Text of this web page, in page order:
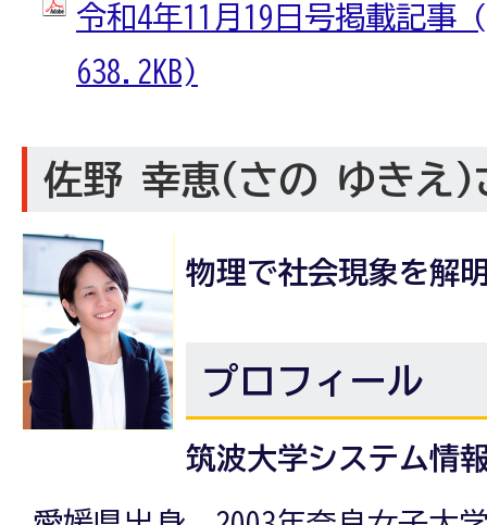
令和4年11月19日号掲載記事
638.2KB)
佐野 幸恵(さの ゆきえ)
物理で社会現象を解
プロフィール
筑波大学システム情